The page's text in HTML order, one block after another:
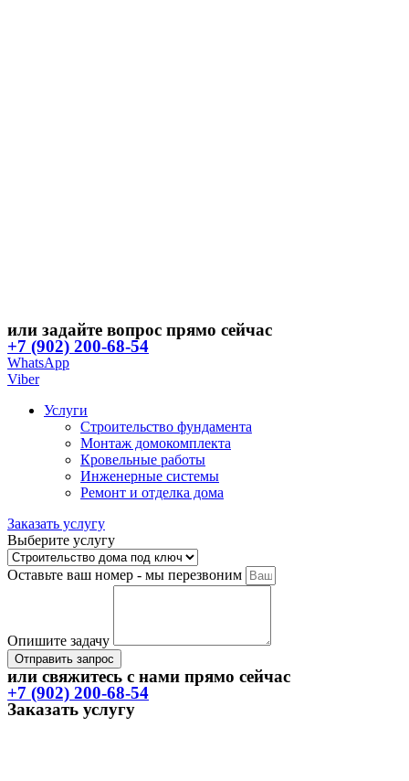
или задайте вопрос прямо сейчас
+7 (902) 200-68-54
WhatsApp
Viber
Услуги
Строительство фундамента
Монтаж домокомплекта
Кровельные работы
Инженерные системы
Ремонт и отделка дома
Заказать услугу
Выберите услугу
Оставьте ваш номер - мы перезвоним
Опишите задачу
Отправить запрос
или свяжитесь с нами прямо сейчас
+7 (902) 200-68-54
Заказать услугу